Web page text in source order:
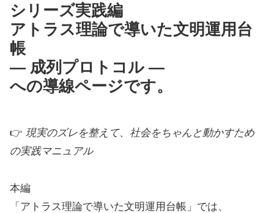
シリーズ実践編
アトラス理論で導いた文明運用台
帳
― 成列プロトコル ―
への導線ページです。
👉 現実のズレを整えて、社会をちゃんと動かすため
の実践マニュアル
本編
「アトラス理論で導いた文明運用台帳」では、